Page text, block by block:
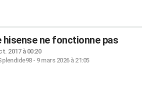
hisense ne fonctionne pas
2017 à 00:20
- 9 mars 2026 à 21:05